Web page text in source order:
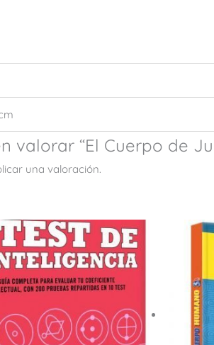
valorar “El Cuerpo de
una valoración.